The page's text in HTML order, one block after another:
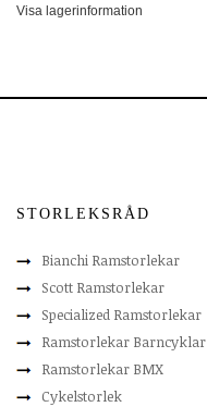
Visa lagerinformation
STORLEKSRÅD
Bianchi Ramstorlekar
Scott Ramstorlekar
Specialized Ramstorlekar
Ramstorlekar Barncyklar
Ramstorlekar BMX
Cykelstorlek